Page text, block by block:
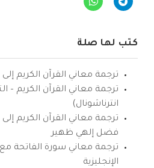
كتب لها صلة
ترجمة معاني القرآن الكريم إلى
ترجمة معاني القرآن الكريم –
انترناشونال)
ترجمة معاني القرآن الكريم إلى
فضل إلهي ظهير
ترجمة معاني سورة الفاتحة مع
الإنجليزية